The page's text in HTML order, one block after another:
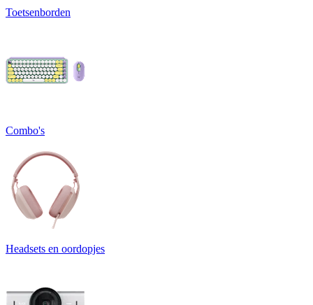
Toetsenborden
Combo's
Headsets en oordopjes